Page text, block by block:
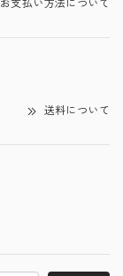
送料について